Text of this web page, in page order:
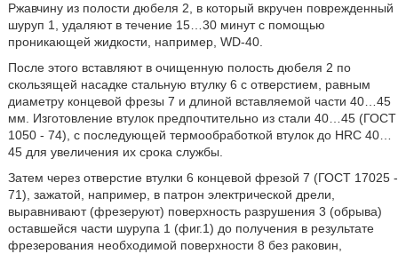
Ржавчину из полости дюбеля 2, в который вкручен поврежденный
шуруп 1, удаляют в течение 15…30 минут с помощью
проникающей жидкости, например, WD-40.
После этого вставляют в очищенную полость дюбеля 2 по
скользящей насадке стальную втулку 6 с отверстием, равным
диаметру концевой фрезы 7 и длиной вставляемой части 40…45
мм. Изготовление втулок предпочтительно из стали 40…45 (ГОСТ
1050 - 74), с последующей термообработкой втулок до HRC 40…
45 для увеличения их срока службы.
Затем через отверстие втулки 6 концевой фрезой 7 (ГОСТ 17025 -
71), зажатой, например, в патрон электрической дрели,
выравнивают (фрезеруют) поверхность разрушения 3 (обрыва)
оставшейся части шурупа 1 (фиг.1) до получения в результате
фрезерования необходимой поверхности 8 без раковин,